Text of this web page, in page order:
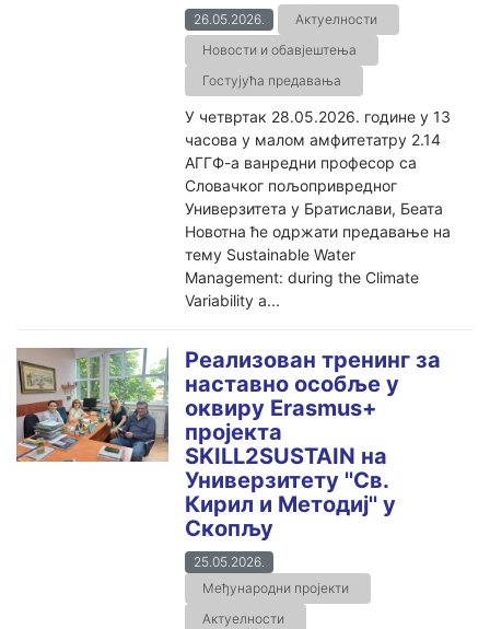
26.05.2026.
Актуелности
Новости и обавјештења
Гостујућа предавања
У четвртак 28.05.2026. године у 13
часова у малом амфитетатру 2.14
АГГФ-а ванредни професор са
Словачког пољопривредног
Универзитета у Братислави, Беата
Новотна ће одржати предавање на
тему Sustainable Water
Management: during the Climate
Variability a...
Реализован тренинг за
наставно особље у
оквиру Erasmus+
пројекта
SKILL2SUSTAIN на
Универзитету ''Св.
Кирил и Методиј'' у
Скопљу
25.05.2026.
Међународни пројекти
Актуелности